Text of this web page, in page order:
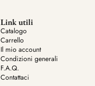
Link utili
Catalogo
Carrello
Il mio account
Condizioni generali
F.A.Q.
Contattaci